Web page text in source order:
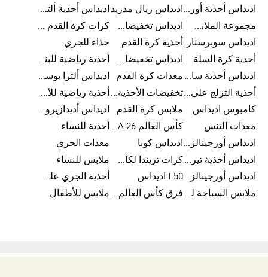
اديداس أحذية أورجينالز اديداس ريال مدريد
اديداس أحذية ألترا بوست للرجال
مجموعة الملابس الرياضية
اديداس تخفيضات للأطفال
كرات كرة القدم للرجال
اديداس سوبرستار
أحذية كرة القدم
حذاء للجري
أحذية كرة السلة
اديداس تخفيضات للرجال
أحذية رياضية للبنات
اديداس أحذية سامبا للنساء معدات كرة القدم
اديداس ألترا بوست
أحذية التزلج على اللوح للرجال
تخفيضات الأحذية للرجال
أحذية رياضية للأطفال
كامبوس اديداس
ملابس كرة القدم
اديداس أديدازيرو معدات الجري
معدات التنس
كأس العالم FIFA 26™ أحذية للنساء
اديداس أورجينالز ملابس للنساء اديداس كوبا
معدات الجري
اديداس أحذية تيريكس
كرات تريندا لكأس العالم FIFA 26™
ملابس للنساء
اديداس أورجينالز صنادل للنساءF50 اديداس
أحذية الجري على الطرق الوعرة للرجال
ملابس السباحة للنساء
فرق كأس العالم FIFA 26™ ملابس للأطفال